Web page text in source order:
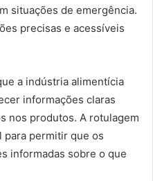
situações de emergência.
precisas e acessíveis
a indústria alimentícia
informações claras
nos produtos. A rotulagem
para permitir que os
informadas sobre o que